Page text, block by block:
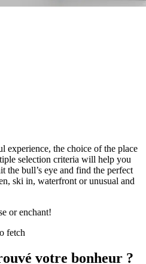
experience, the choice of the place
selection criteria will help you
bull’s eye and find the perfect
ski in, waterfront or unusual and
or enchant!
fetch
votre bonheur ?